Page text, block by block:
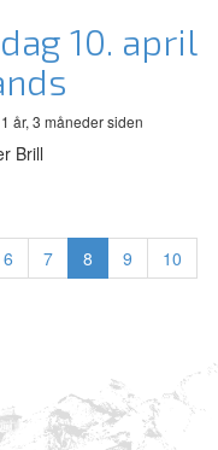
10. april
år, 3 måneder siden
Brill
6 7 8 9
10